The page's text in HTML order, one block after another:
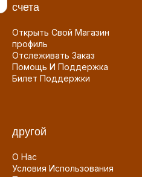
счета
Открыть Свой Магазин
профиль
Отслеживать Заказ
Помощь И Поддержка
Билет Поддержки
другой
О Нас
Условия Использования